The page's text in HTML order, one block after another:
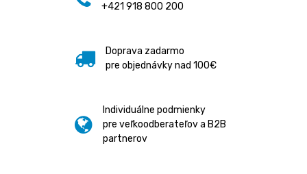
+421 918 800 200
Doprava zadarmo
pre objednávky nad 100€
Individuálne podmienky
pre veľkoodberateľov a B2B
partnerov